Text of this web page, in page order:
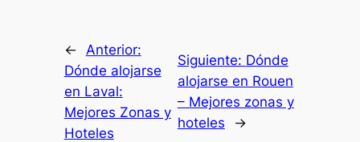
←
Anterior:
Dónde alojarse
en Laval:
Mejores Zonas y
Hoteles
Siguiente: Dónde
alojarse en Rouen
– Mejores zonas y
hoteles
→